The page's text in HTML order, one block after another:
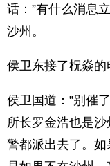
话：”有什么消息
沙州。
侯卫东接了柷焱的
侯卫国道：”别催
所长罗金浩也是
警都派出去了。